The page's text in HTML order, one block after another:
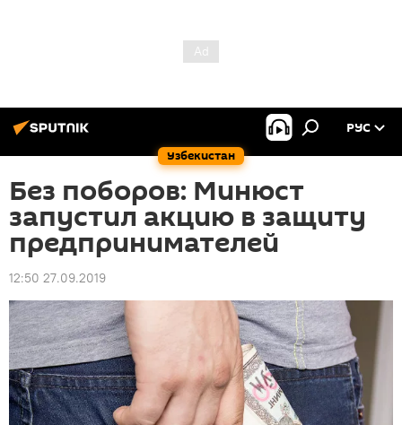
Узбекистан
РУС
Без поборов: Минюст
запустил акцию в защиту
предпринимателей
12:50 27.09.2019